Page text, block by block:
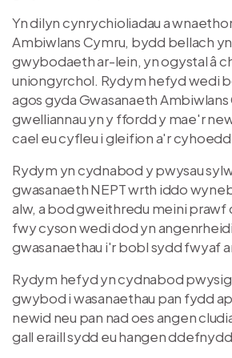
Yn dilyn cynrychioliadau a
Ambiwlans Cymru, bydd bellach
gwybodaeth ar-lein, yn ogystal â
uniongyrchol. Rydym hefyd wedi
agos gyda Gwasanaeth
gwelliannau yn y ffordd y mae'r
cael eu cyfleu i gleifion a'r
Rydym yn cydnabod y pwysau
gwasanaeth NEPT wrth iddo
alw, a bod gweithredu meini
fwy cyson wedi dod yn
gwasanaethau i'r bobl sydd fwyaf
Rydym hefyd yn cydnabod
gwybod i wasanaethau pan fydd
newid neu pan nad oes angen
gall eraill sydd eu hangen